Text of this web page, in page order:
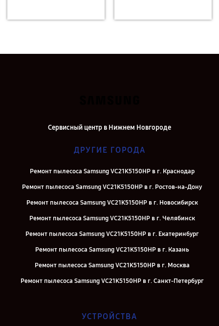
Сервисный центр в Нижнем Новгороде
ДРУГИЕ ГОРОДА
Ремонт пылесоса Samsung VC21K5150HP в г. Краснодар
Ремонт пылесоса Samsung VC21K5150HP в г. Ростов-на-Дону
Ремонт пылесоса Samsung VC21K5150HP в г. Новосибирск
Ремонт пылесоса Samsung VC21K5150HP в г. Челябинск
Ремонт пылесоса Samsung VC21K5150HP в г. Екатеринбург
Ремонт пылесоса Samsung VC21K5150HP в г. Казань
Ремонт пылесоса Samsung VC21K5150HP в г. Москва
Ремонт пылесоса Samsung VC21K5150HP в г. Санкт-Петербург
УСТРОЙСТВА